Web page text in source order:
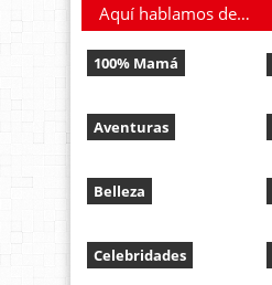
Aquí hablamos de…
100% Mamá
Aventuras
Belleza
Celebridades